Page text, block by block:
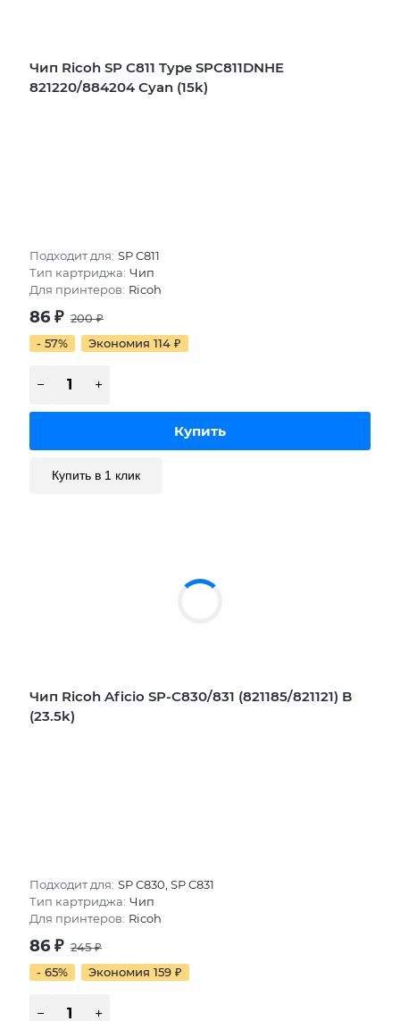
Чип Ricoh SP C811 Type SPC811DNHE
821220/884204 Cyan (15k)
Подходит для: SP C811
Тип картриджа: Чип
Для принтеров: Ricoh
86 ₽ 200₽
- 57%
Экономия 114 ₽
Купить в 1 клик
Чип Ricoh Aficio SP-C830/831 (821185/821121) B
(23.5k)
Подходит для: SP C830, SP C831
Тип картриджа: Чип
Для принтеров: Ricoh
86 ₽ 245₽
- 65%
Экономия 159 ₽